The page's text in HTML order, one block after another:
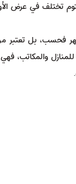
تختلف في عرض
فحسب، بل تعتبر من
للمنازل والمكاتب،